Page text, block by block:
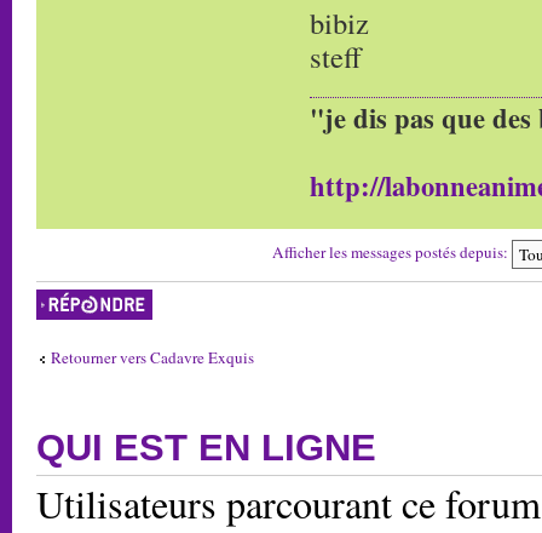
bibiz
steff
"je dis pas que
http://
Afficher les messages postés depuis:
Répondre
Retourner vers Cadavre Exquis
QUI EST EN LIGNE
Utilisateurs parcourant ce